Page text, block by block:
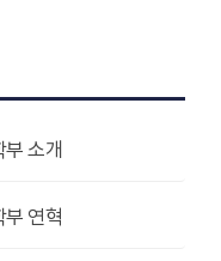
소개
연혁